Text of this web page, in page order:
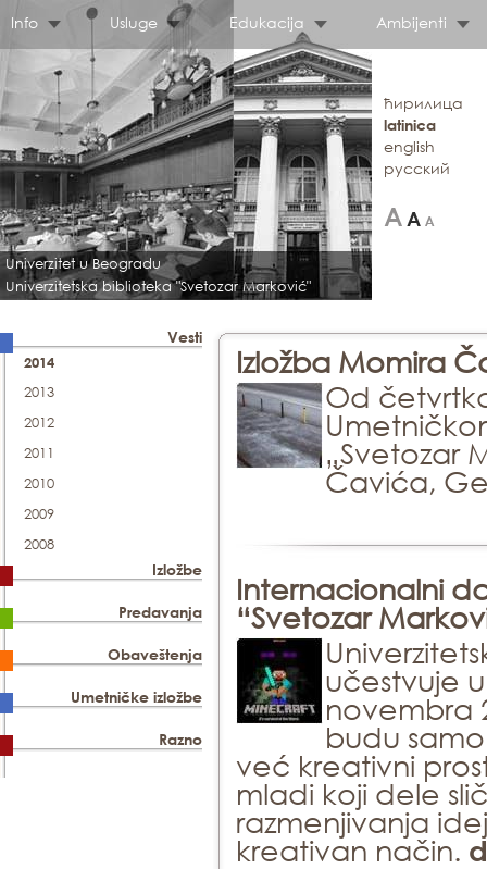
Info Usluge Edukacija Ambijenti
Univerzitet u Beogradu
Univerzitetska biblioteka "Svetozar Marković"
ћирилица
latinica
english
русский
Vesti
2014
2013
2012
2011
2010
2009
2008
Izložbe
Predavanja
Obaveštenja
Umetničke izložbe
Razno
Izložba Momira
Od
„Svetozar
Čavića,
Internacionalni
“Svetozar
učestvuje
novembra
budu
već kreativni
mladi koji dele
razmenjivanja
kreativan način.